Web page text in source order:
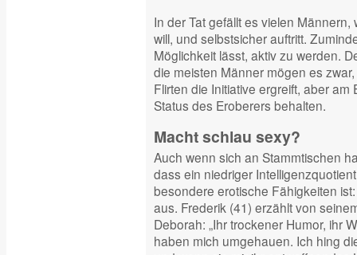
In der Tat gefällt es vielen
will, und selbstsicher auftritt.
Möglichkeit lässt, aktiv zu werden.
die meisten Männer mögen es
Flirten die Initiative ergreift, aber
Status des Eroberers behalten.
Macht schlau sexy?
Auch wenn sich an Stammtischen
dass ein niedriger
besondere erotische Fähigkeiten
aus. Frederik (41) erzählt von
Deborah: „Ihr trockener Humor, ihr
haben mich umgehauen. Ich hing